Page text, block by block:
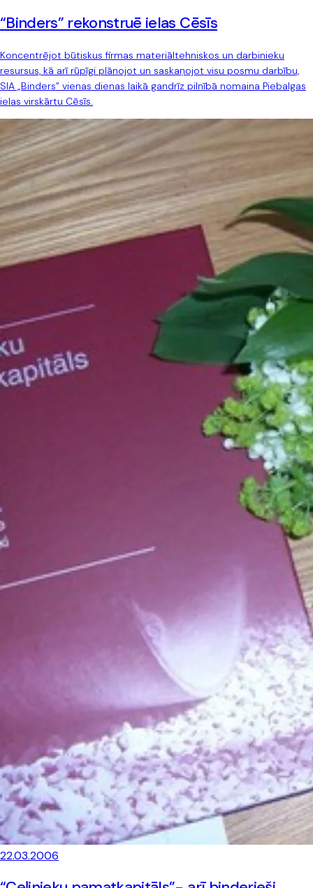
“Binders” rekonstruē ielas Cēsīs
Koncentrējot būtiskus firmas materiāltehniskos un darbinieku
resursus, kā arī rūpīgi plānojot un saskaņojot visu posmu darbību,
SIA „Binders” vienas dienas laikā gandrīz pilnībā nomaina Piebalgas
ielas virskārtu Cēsīs.
22.03.2006